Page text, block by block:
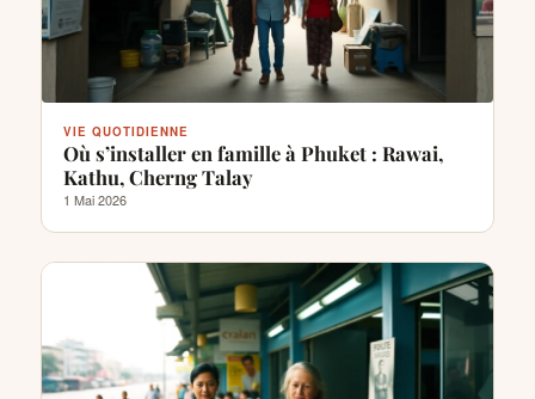
VIE QUOTIDIENNE
Où s’installer en famille à Phuket : Rawai,
Kathu, Cherng Talay
1 Mai 2026